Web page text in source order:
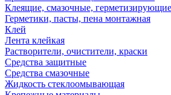
Клеящие, смазочные,
Герметики, пасты, пена монтажная
Клей
Лента клейкая
Растворители, очистители, краски
Средства защитные
Средства смазочные
Жидкость стеклоомывающая